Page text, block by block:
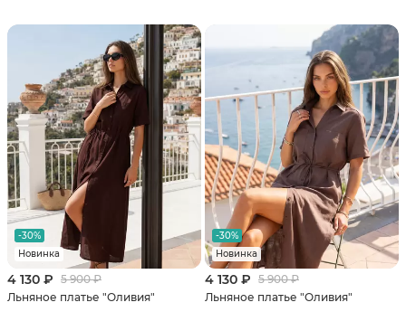
-30%
Новинка
4 130 ₽ 5 900 ₽
Льняное платье "Оливия"
-30%
Новинка
4 130 ₽ 5 900 ₽
Льняное платье "Оливия"